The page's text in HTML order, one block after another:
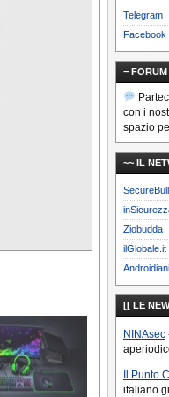
Telegram
Facebook
=
con i
spazio
~~ IL
Ziobudda
ilGlobale.it
[[ LE
NINAsec
Il Punto
italiano